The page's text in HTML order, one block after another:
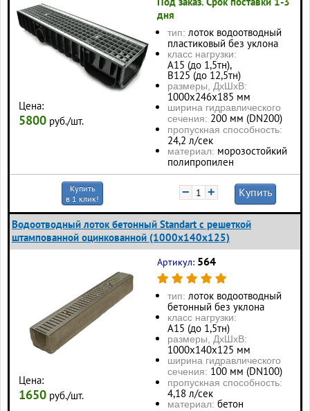
Цена:
5800 руб./шт.
дня
тип: лоток водоотводный
пластиковый без уклона
класс нагрузки:
А15 (до 1,5тн),
В125 (до 12,5тн)
размеры, ДхШхВ:
1000х246х185 мм
ширина гидравлического
сечения: 200 мм (DN200)
пропускная способность:
24,2 л/сек
материал: морозостойкий
полипропилен
Купить
в 1 клик!
− + Купить
Водоотводный лоток бетонный Standart с решеткой
штампованной оцинкованной (1000x140x125)
Цена:
1650 руб./шт.
Артикул: 564
тип: лоток водоотводный
бетонный без уклона
класс нагрузки:
А15 (до 1,5тн)
размеры, ДхШхВ:
1000х140х125 мм
ширина гидравлического
сечения: 100 мм (DN100)
пропускная способность:
4,18 л/сек
материал: бетон